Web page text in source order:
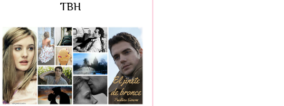
TBH